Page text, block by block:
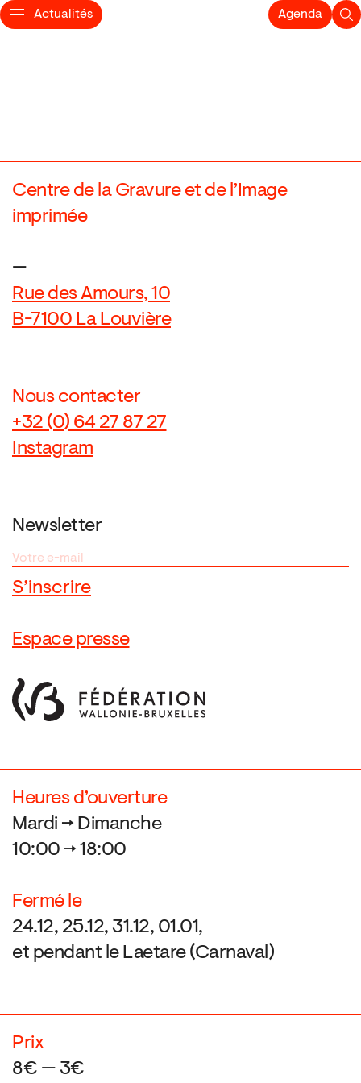
Actualités Agenda
Centre de la Gravure et de l’Image
imprimée
—
Rue des Amours, 10
B-7100 La Louvière
Nous contacter
+32 (0) 64 27 87 27
Instagram
Newsletter
Espace presse
Heures d’ouverture
Mardi → Dimanche
10:00 → 18:00
Fermé le
24.12, 25.12, 31.12, 01.01,
et pendant le Laetare (Carnaval)
Prix
8€ — 3€